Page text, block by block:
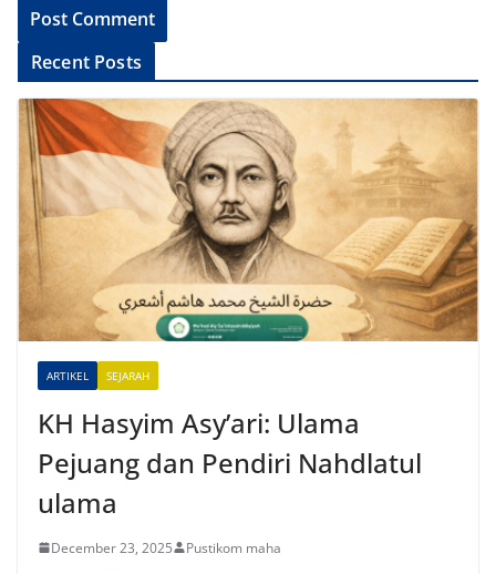
l
t
v
Recent Posts
ARTIKEL SEJARAH
KH Hasyim Asy’ari: Ulama
Pejuang dan Pendiri Nahdlatul
ulama
December 23, 2025 Pustikom maha